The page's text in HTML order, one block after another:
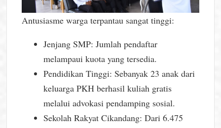
Antusiasme warga terpantau sangat tinggi:
Jenjang SMP: Jumlah pendaftar
melampaui kuota yang tersedia.
Pendidikan Tinggi: Sebanyak 23 anak dari
keluarga PKH berhasil kuliah gratis
melalui advokasi pendamping sosial.
Sekolah Rakyat Cikandang: Dari 6.475